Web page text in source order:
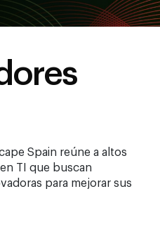
Spain reúne a altos
TI que buscan
para mejorar sus